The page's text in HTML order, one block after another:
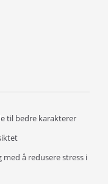
til bedre karakterer
å redusere stress i